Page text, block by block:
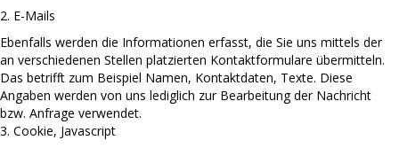
2. E-Mails
Ebenfalls werden die Informationen erfasst, die Sie uns mittels der
an verschiedenen Stellen platzierten Kontaktformulare übermitteln.
Das betrifft zum Beispiel Namen, Kontaktdaten, Texte. Diese
Angaben werden von uns lediglich zur Bearbeitung der Nachricht
bzw. Anfrage verwendet.
3. Cookie, Javascript